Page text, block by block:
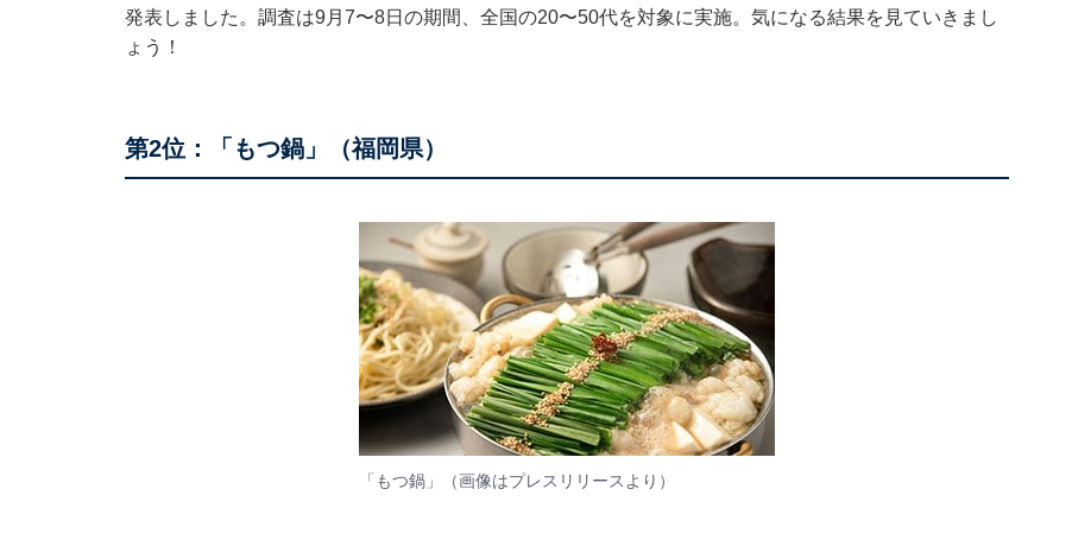
発表しました。調査は9月7〜8日の期間、全国の20〜50代を対象に実施。気になる結果を見ていきまし
ょう！
第2位：「もつ鍋」（福岡県）
「もつ鍋」（画像はプレスリリースより）